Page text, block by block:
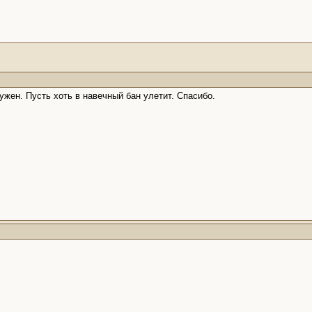
Пусть хоть в навечный бан улетит. Спасибо.